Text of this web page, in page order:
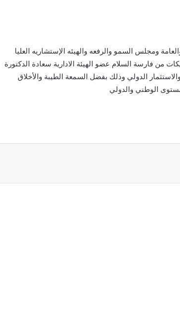
ومجلس السمو والرفعه والهيئه الإستشاريه العليا
من فارسة السلام عضو الهيئة الادارية سعادة الدكتورة
الدولي وذلك بفضل السمعة الطيبة والأخلاق
الوطني والدولي